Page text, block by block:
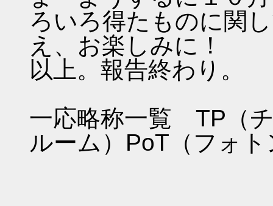
ろいろ得たものに関
え、お楽しみに！
以上。報告終わり。
一応略称一覧 TP（
ルーム）PoT（フォ